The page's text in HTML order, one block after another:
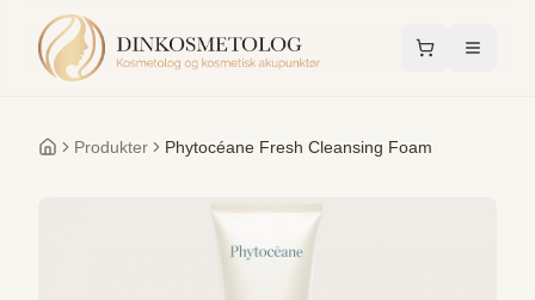
Forside
Produkter Phytocéane Fresh Cleansing Foam